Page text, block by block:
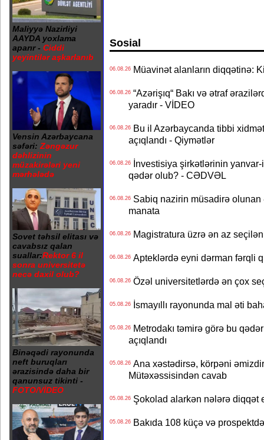
Maliyyə Nazirliyi
AAYDA yoxlama
aparır - Ciddi
yeyintilər aşkarlanıb
Vensin Azərbaycana
səfəri: Zəngəzur
dəhlizinin
müzakirələri yeni
mərhələdə
Sovet təhsil elitası və
cavabsız qalan
suallar:Rektor 6 il
sonra universitetə
necə daxil olub?
Binəqədi rayonunda
neft buruqları
ərazisində daha bir
qanunsuz tikinti -
FOTO/VİDEO
Sosial
06.08.26Müavinət alanların diqqətinə:
06.08.26“Azərişıq“ Bakı və ətraf
yaradır - VİDEO
06.08.26Bu il Azərbaycanda tibbi
açıqlandı - Qiymətlər
06.08.26İnvestisiya şirkətlərinin yanvar-
qədər olub? - CƏDVƏL
06.08.26Sabiq nazirin müsadirə olunan
manata
06.08.26Magistratura üzrə ən az
06.08.26Apteklərdə eyni dərman fərqli
06.08.26Özəl universitetlərdə ən çox
05.08.26İsmayıllı rayonunda mal əti
05.08.26Metrodakı təmirə görə bu
açıqlandı
05.08.26Ana xəstədirsə, körpəni
Mütəxəssisindən cavab
05.08.26Şokolad alarkən nələrə diqqət
05.08.26Bakıda 108 küçə və